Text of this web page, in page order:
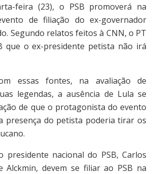
feira (23), o PSB promoverá na
de filiação do ex-governador
Segundo relatos feitos à CNN, o PT
que o ex-presidente petista não irá
essas fontes, na avaliação de
legendas, a ausência de Lula se
de que o protagonista do evento
presença do petista poderia tirar os
presidente nacional do PSB, Carlos
Alckmin, devem se filiar ao PSB na